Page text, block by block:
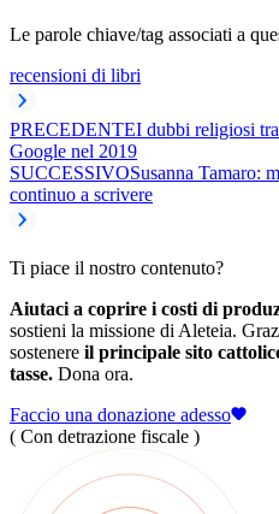
Le parole chiave/tag associati a
recensioni di libri
PRECEDENTEI dubbi religiosi
Google nel 2019
SUCCESSIVOSusanna Tamaro:
continuo a scrivere
Ti piace il nostro contenuto?
Aiutaci a coprire i costi di
sostieni la missione di Aleteia.
sostenere il principale sito
tasse. Dona ora.
Faccio una donazione adesso
( Con detrazione fiscale )